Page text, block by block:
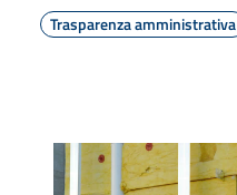
Trasparenza amministrativa